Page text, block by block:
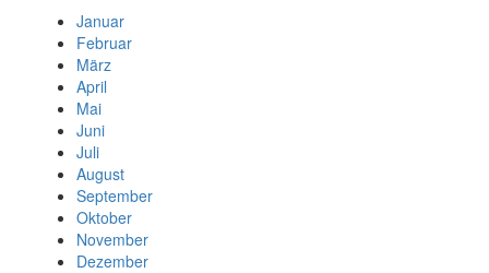
Januar
Februar
März
April
Mai
Juni
Juli
August
September
Oktober
November
Dezember